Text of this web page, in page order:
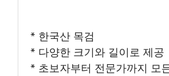
* 한국산 목검
* 다양한 크기와 길이로 제공
* 초보자부터 전문가까지 모